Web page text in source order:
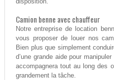
Camion benne avec chauffeur
Notre entreprise de location
vous proposer de louer nos
Bien plus que simplement
d’une grande aide pour
accompagnera tout au long des
grandement la tâche.